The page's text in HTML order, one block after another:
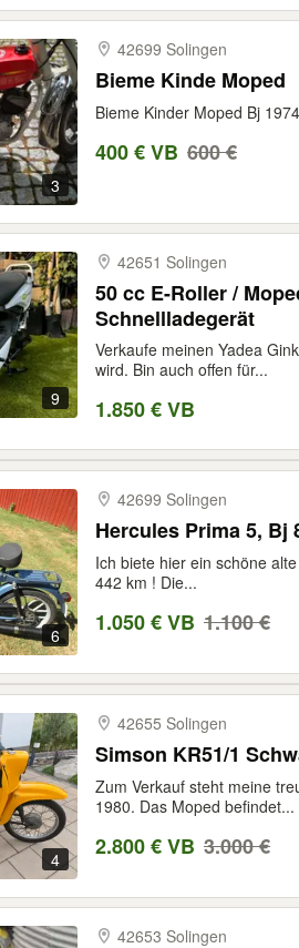
3
42699 Solingen
Bieme Kinde Moped
Bieme Kinder Moped Bj
400 € VB 600 €
9
42651 Solingen
50 cc E-Roller /
Schnellladegerät
Verkaufe meinen Yadea
wird. Bin auch offen für...
1.850 € VB
6
42699 Solingen
Hercules Prima 5, Bj
Ich biete hier ein schöne
442 km ! Die...
1.050 € VB 1.100 €
4
42655 Solingen
Simson KR51/1
Zum Verkauf steht meine
1980. Das Moped befindet...
2.800 € VB 3.000 €
42653 Solingen